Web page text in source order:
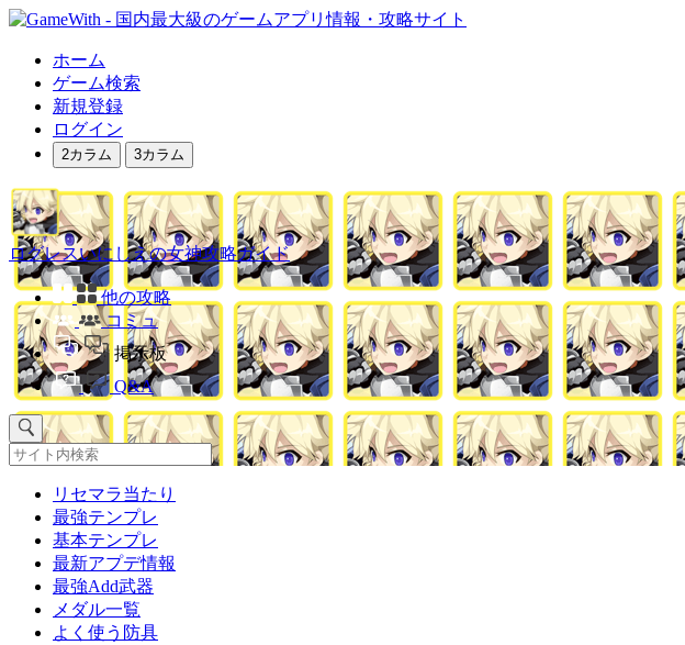
ホーム
ゲーム検索
新規登録
ログイン
2カラム 3カラム
ログレスいにしえの女神攻略ガイド
他の攻略
コミュ
掲示板
Q&A
リセマラ当たり
最強テンプレ
基本テンプレ
最新アプデ情報
最強Add武器
メダル一覧
よく使う防具